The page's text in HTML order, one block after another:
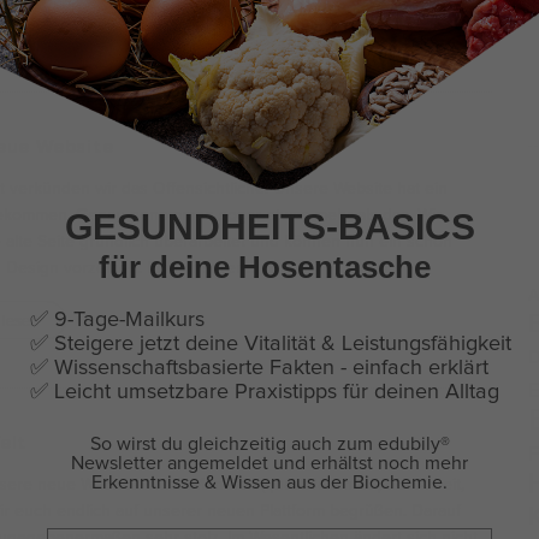
Website
verkünden wir das Offensichtliche: Unsere Website hat ein
Genau genommen sogar etwas mehr als das. Wir
alte Seite gründlich überarbeitet und können nun ein schön
vorzeigen. Eins unserer …
neue Website. Nach Monaten (quasi Jaaahren) der Arbeit,
euch endlich auf unserer neuen Plattform begrüßen. Darauf
GESUNDHEITS-BASICS
für deine Hosentasche
✅ 9-Tage-Mailkurs
✅ Steigere jetzt deine Vitalität & Leistungsfähigkeit
✅ Wissenschaftsbasierte Fakten - einfach erklärt
✅ Leicht umsetzbare Praxistipps für deinen Alltag
So wirst du gleichzeitig auch zum edubily®
Newsletter angemeldet und erhältst noch mehr
Erkenntnisse & Wissen aus der Biochemie.